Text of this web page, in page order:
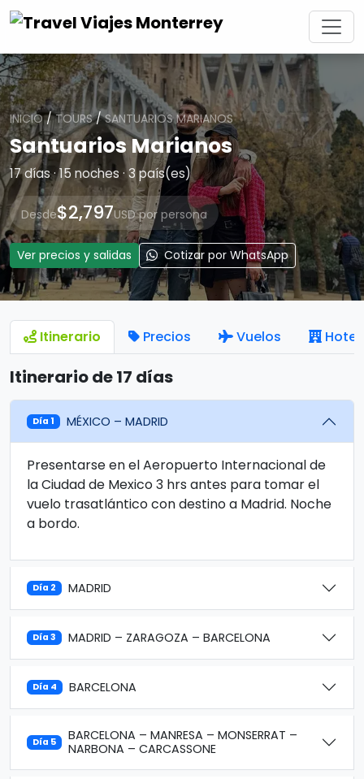
INICIO/TOURS/SANTUARIOS MARIANOS
Santuarios Marianos
17 días · 15 noches · 3 país(es)
Desde$2,797USD por persona
Ver precios y salidas Cotizar por WhatsApp
Itinerario Precios Vuelos
Itinerario de 17 días
Día 1 MÉXICO – MADRID
Presentarse en el Aeropuerto Internacional de
la Ciudad de Mexico 3 hrs antes para tomar el
vuelo trasatlántico con destino a Madrid. Noche
a bordo.
Día 2 MADRID
Día 3 MADRID – ZARAGOZA – BARCELONA
Día 4 BARCELONA
Día 5
BARCELONA – MANRESA – MONSERRAT –
NARBONA – CARCASSONE